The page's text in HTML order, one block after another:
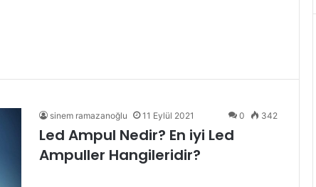
sinem ramazanoğlu 11 Eylül 2021 0 342
Led Ampul Nedir? En iyi Led
Ampuller Hangileridir?